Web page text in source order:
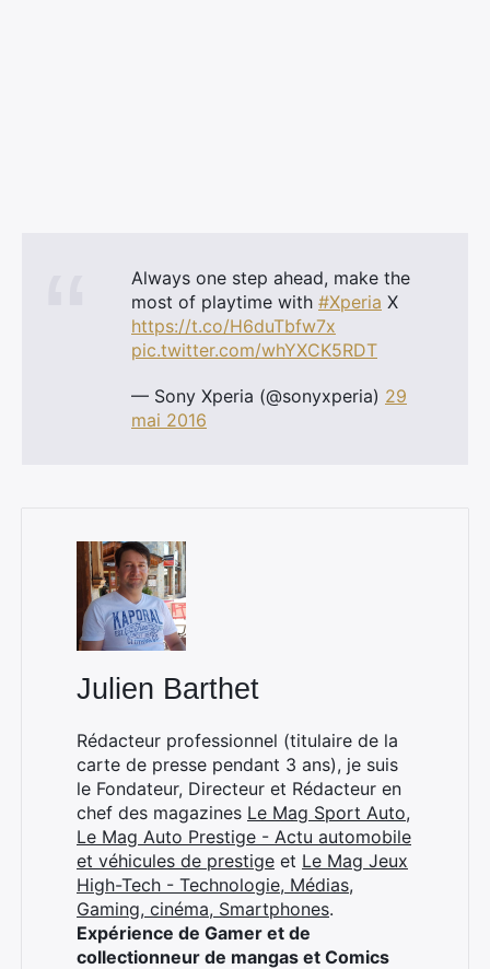
Always one step ahead, make the
most of playtime with #Xperia X
https://t.co/H6duTbfw7x
pic.twitter.com/whYXCK5RDT
— Sony Xperia (@sonyxperia) 29
mai 2016
Julien Barthet
Rédacteur professionnel (titulaire de la
carte de presse pendant 3 ans), je suis
le Fondateur, Directeur et Rédacteur en
chef des magazines Le Mag Sport Auto,
Le Mag Auto Prestige - Actu automobile
et véhicules de prestige et Le Mag Jeux
High-Tech - Technologie, Médias,
Gaming, cinéma, Smartphones.
Expérience de Gamer et de
collectionneur de mangas et Comics